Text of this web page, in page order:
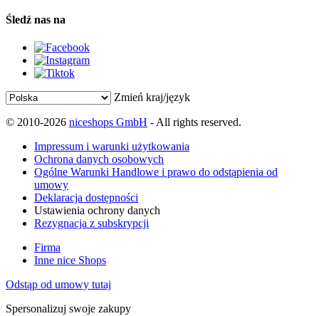
Śledź nas na
Zmień kraj/język
© 2010-2026 niceshops GmbH - All rights reserved.
Impressum i warunki użytkowania
Ochrona danych osobowych
Ogólne Warunki Handlowe i prawo do odstąpienia od
umowy
Deklaracja dostępności
Ustawienia ochrony danych
Rezygnacja z subskrypcji
Firma
Inne nice Shops
Odstąp od umowy tutaj
Spersonalizuj swoje zakupy